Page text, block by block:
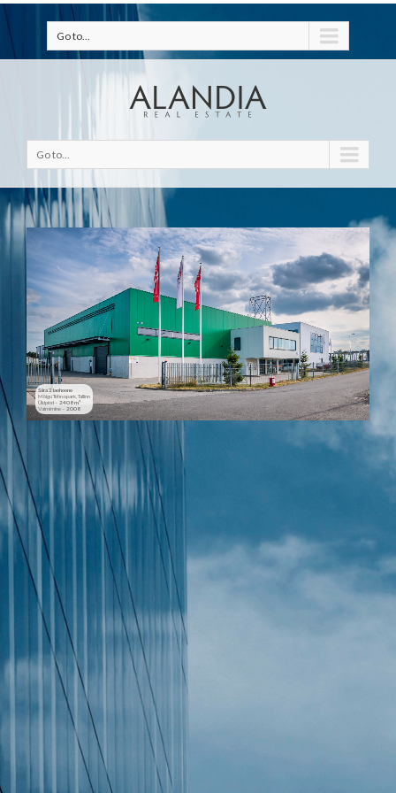
Go to...
Go to...
Sära 2 laohoone
Mõigu Tehnopark, Tallinn
Üldpind –2408 m²
Valmimine –2008